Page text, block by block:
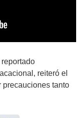
reiteró el
precauciones tanto